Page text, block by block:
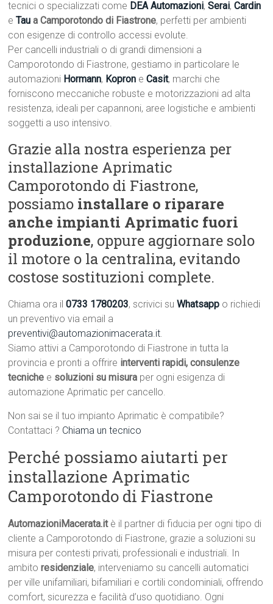
tecnici o specializzati come DEA Automazioni,Serai,Cardin
eTau a Camporotondo di Fiastrone, perfetti per ambienti
con esigenze di controllo accessi evolute.
Per cancelli industriali o di grandi dimensioni a
Camporotondo di Fiastrone, gestiamo in particolare le
automazioni Hormann, Kopron eCasit, marchi che
forniscono meccaniche robuste e motorizzazioni ad alta
resistenza, ideali per capannoni, aree logistiche e ambienti
soggetti a uso intensivo.
Grazie alla nostra esperienza per
installazione Aprimatic
Camporotondo di Fiastrone,
possiamo installare o riparare
anche impianti Aprimatic fuori
produzione, oppure aggiornare solo
il motore o la centralina, evitando
costose sostituzioni complete.
Chiama ora il0733 1780203, scrivici suWhatsapp o richiedi
un preventivo via email a
preventivi@automazionimacerata.it.
Siamo attivi a Camporotondo di Fiastrone in tutta la
provincia e pronti a offrire interventi rapidi, consulenze
tecniche e soluzioni su misura per ogni esigenza di
automazione Aprimatic per cancello.
Non sai se il tuo impianto Aprimatic è compatibile?
Contattaci ? Chiama un tecnico
Perché possiamo aiutarti per
installazione Aprimatic
Camporotondo di Fiastrone
AutomazioniMacerata.itè il partner di fiducia per ogni tipo di
cliente a Camporotondo di Fiastrone, grazie a soluzioni su
misura per contesti privati, professionali e industriali. In
ambitoresidenziale, interveniamo su cancelli automatici
per ville unifamiliari, bifamiliari e cortili condominiali, offrendo
comfort, sicurezza e facilità d’uso quotidiano. Ogni